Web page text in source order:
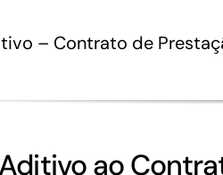
– Contrato de
ao